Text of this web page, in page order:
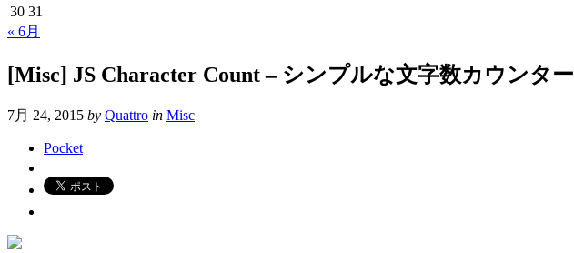
30 31
« 6月
[Misc] JS Character Count – シンプルな文字数カウンター
7月 24, 2015 by Quattro in Misc
Pocket